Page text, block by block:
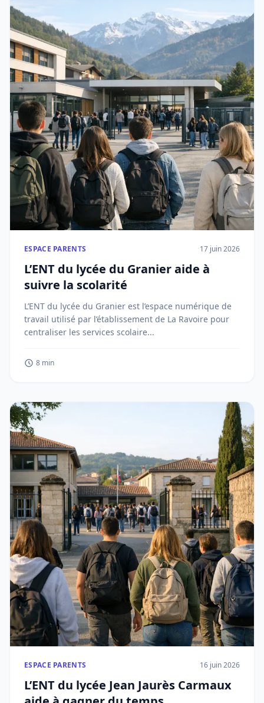
ESPACE PARENTS 17 juin 2026
L’ENT du lycée du Granier aide à
suivre la scolarité
L’ENT du lycée du Granier est l’espace numérique de
travail utilisé par l’établissement de La Ravoire pour
centraliser les services scolaire...
8 min
ESPACE PARENTS 16 juin 2026
L’ENT du lycée Jean Jaurès Carmaux